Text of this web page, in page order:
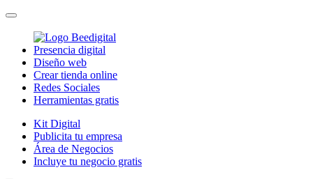
Presencia digital
Diseño web
Crear tienda online
Redes Sociales
Herramientas gratis
Kit Digital
Publicita tu empresa
Área de Negocios
Incluye tu negocio gratis